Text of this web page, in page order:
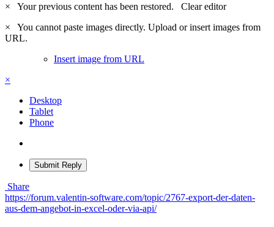
×
Your previous content has been restored. Clear editor
×
You cannot paste images directly. Upload or insert images from
URL.
Insert image from URL
×
Desktop
Tablet
Phone
Submit Reply
Share
https://forum.valentin-software.com/topic/2767-export-der-daten-
aus-dem-angebot-in-excel-oder-via-api/